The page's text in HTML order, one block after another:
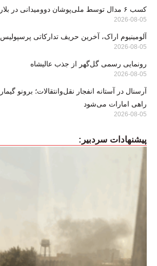
کسب ۶ مدال توسط ملی‌پوشان دوومیدانی در بلاروس
2026-08-05
آلومینیوم اراک، آخرین حریف تدارکاتی پرسپولیس
2026-08-05
رونمایی رسمی گل‌گهر از جذب عالیشاه
2026-08-05
راهی امارات می‌شود
2026-08-05
پیشنهادات سردبیر: